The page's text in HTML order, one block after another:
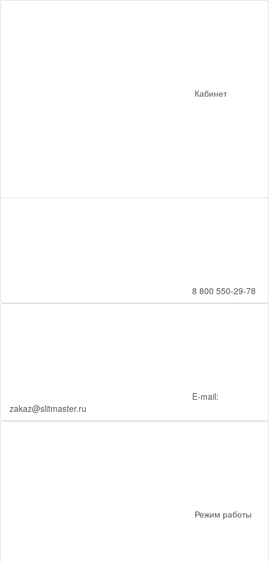
Кабинет
8 800 550-29-78
E-mail:
zakaz@slitmaster.ru
Режим работы